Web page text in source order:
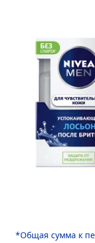
*Общая сумма к